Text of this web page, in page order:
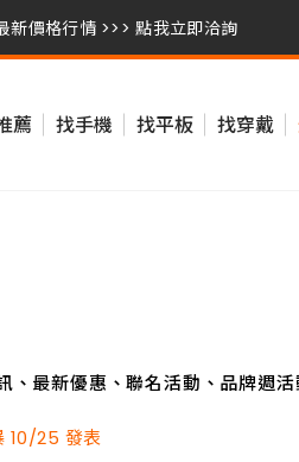
價格行情 >>> 點我立即洽詢
價格行情 >>> 點我立即洽詢
薦 找手機 找平板 找穿戴
最新優惠、聯名活動、品牌週活
10/25 發表